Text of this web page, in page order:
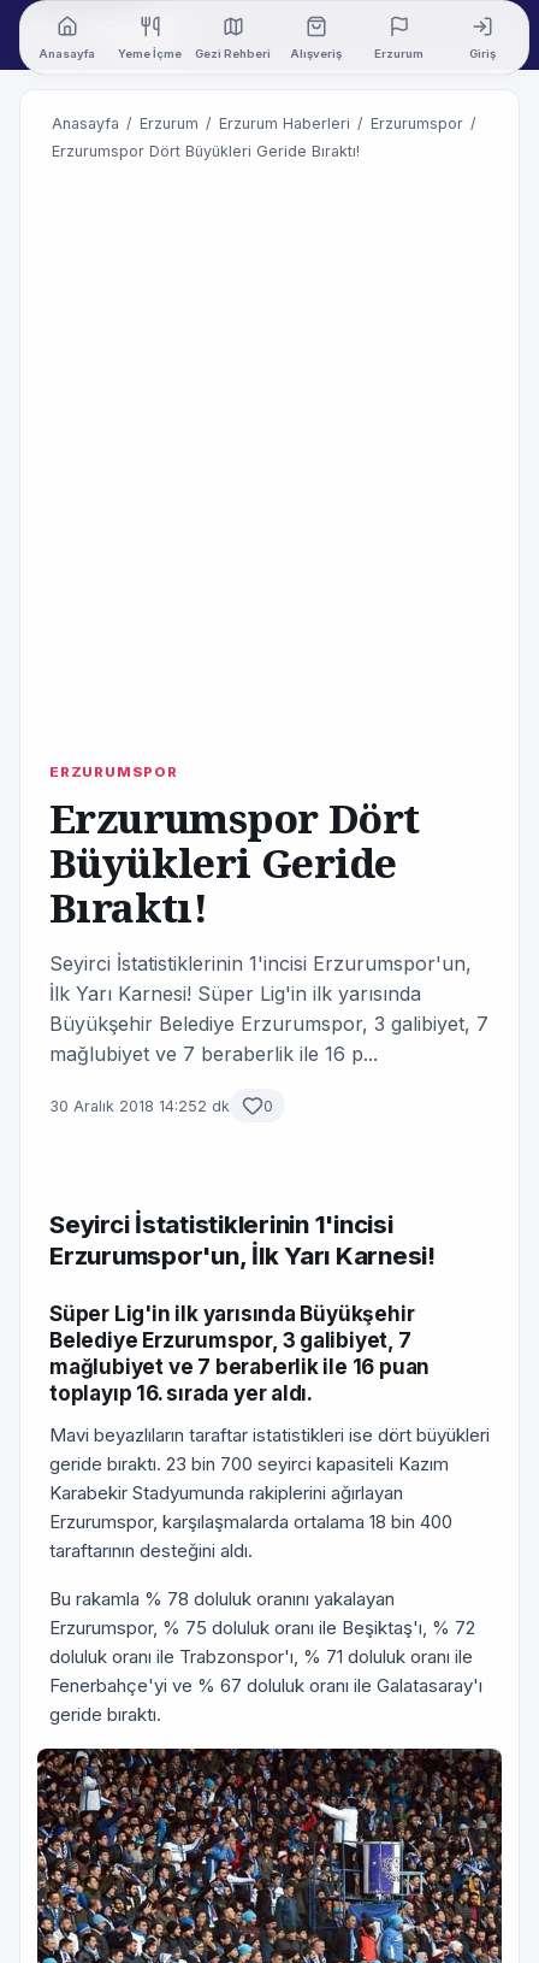
Anasayfa Yeme İçme Gezi Rehberi Alışveriş Erzurum Giriş
Anasayfa / Erzurum / Erzurum Haberleri / Erzurumspor /
Erzurumspor Dört Büyükleri Geride Bıraktı!
ERZURUMSPOR
Erzurumspor Dört
Büyükleri Geride
Bıraktı!
Seyirci İstatistiklerinin 1'incisi Erzurumspor'un,
İlk Yarı Karnesi! Süper Lig'in ilk yarısında
Büyükşehir Belediye Erzurumspor, 3 galibiyet, 7
mağlubiyet ve 7 beraberlik ile 16 p...
30 Aralık 2018 14:252 dk 0
Seyirci İstatistiklerinin 1'incisi
Erzurumspor'un, İlk Yarı Karnesi!
Süper Lig'in ilk yarısında Büyükşehir
Belediye Erzurumspor, 3 galibiyet, 7
mağlubiyet ve 7 beraberlik ile 16 puan
toplayıp 16. sırada yer aldı.
Mavi beyazlıların taraftar istatistikleri ise dört büyükleri
geride bıraktı. 23 bin 700 seyirci kapasiteli Kazım
Karabekir Stadyumunda rakiplerini ağırlayan
Erzurumspor, karşılaşmalarda ortalama 18 bin 400
taraftarının desteğini aldı.
Bu rakamla % 78 doluluk oranını yakalayan
Erzurumspor, % 75 doluluk oranı ile Beşiktaş'ı, % 72
doluluk oranı ile Trabzonspor'ı, % 71 doluluk oranı ile
Fenerbahçe'yi ve % 67 doluluk oranı ile Galatasaray'ı
geride bıraktı.